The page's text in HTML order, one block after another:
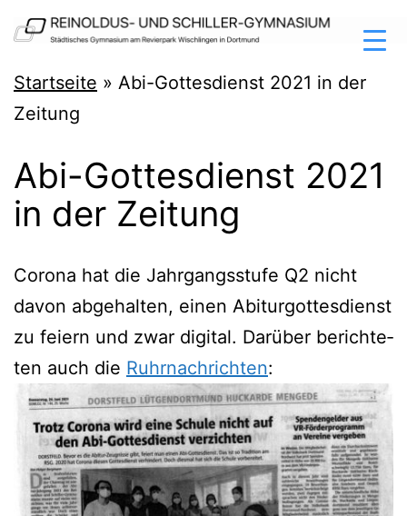
Zum
Inhalt
springen
Reinoldus-
und
Gymnasium
Dortmund
Startseite » Abi-Gottesdienst 2021 in der
Zeitung
Abi-Gottesdienst 2021
in der Zeitung
Coro­na hat die Jahr­gangs­stu­fe Q2 nicht
davon abge­hal­ten, einen Abit­ur­got­tes­dienst
zu fei­ern und zwar digi­tal. Dar­über berich­te­
ten auch die Ruhr­nach­rich­ten: